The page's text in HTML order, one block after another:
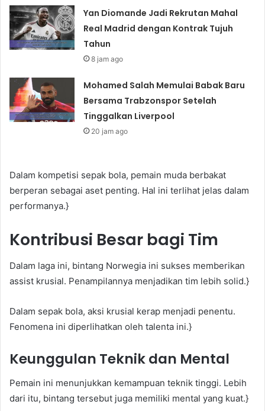
Yan Diomande Jadi Rekrutan Mahal
Real Madrid dengan Kontrak Tujuh
Tahun
8 jam ago
Mohamed Salah Memulai Babak Baru
Bersama Trabzonspor Setelah
Tinggalkan Liverpool
20 jam ago
Dalam kompetisi sepak bola, pemain muda berbakat
berperan sebagai aset penting. Hal ini terlihat jelas dalam
performanya.}
Kontribusi Besar bagi Tim
Dalam laga ini, bintang Norwegia ini sukses memberikan
assist krusial. Penampilannya menjadikan tim lebih solid.}
Dalam sepak bola, aksi krusial kerap menjadi penentu.
Fenomena ini diperlihatkan oleh talenta ini.}
Keunggulan Teknik dan Mental
Pemain ini menunjukkan kemampuan teknik tinggi. Lebih
dari itu, bintang tersebut juga memiliki mental yang kuat.}